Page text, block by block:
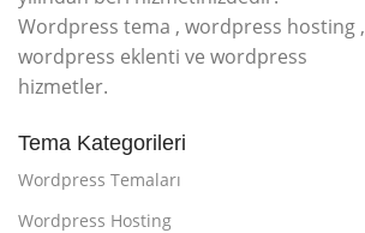
Wordpress tema , wordpress hosting ,
wordpress eklenti ve wordpress
hizmetler.
Tema Kategorileri
Wordpress Temaları
Wordpress Hosting